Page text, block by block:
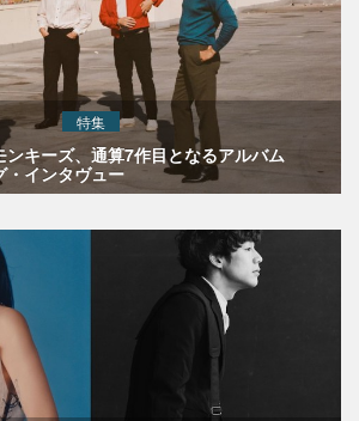
特集
ンキーズ、通算7作目となるアルバム
・インタヴュー